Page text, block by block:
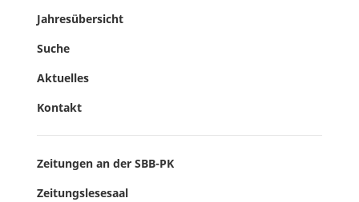
Jahresübersicht
Suche
Aktuelles
Kontakt
Zeitungen an der SBB-PK
Zeitungslesesaal